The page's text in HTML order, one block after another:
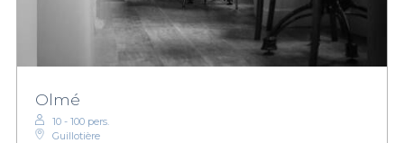
Olmé
10 - 100 pers.
Guillotière